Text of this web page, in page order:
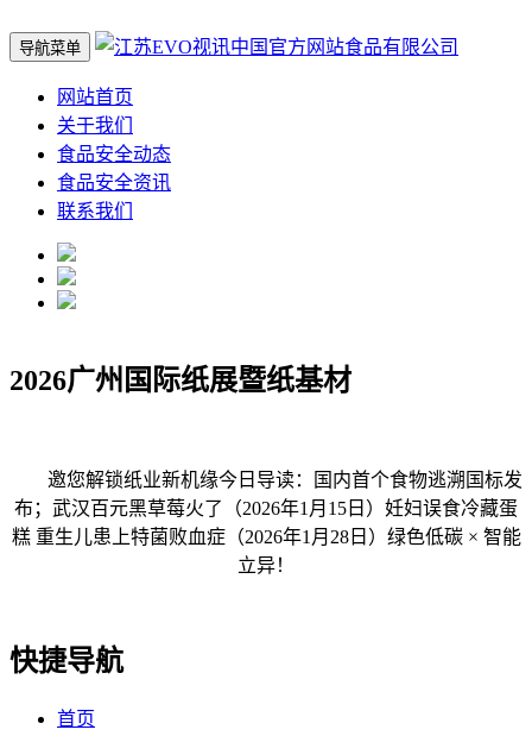
导航菜单
网站首页
关于我们
食品安全动态
食品安全资讯
联系我们
2026广州国际纸展暨纸基材
邀您解锁纸业新机缘今日导读：国内首个食物逃溯国标发
布；武汉百元黑草莓火了（2026年1月15日）妊妇误食冷藏蛋
糕 重生儿患上特菌败血症（2026年1月28日）绿色低碳 × 智能
立异！
快捷导航
首页